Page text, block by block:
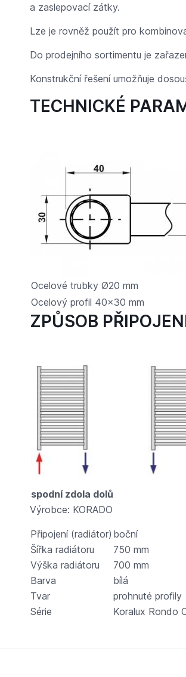
a zaslepovací zátky.
Lze je rovněž použít pro
Do prodejního sortimentu je
Konstrukční řešení umožňuje
TECHNICKÉ
Ocelové trubky Ø20 mm
Ocelový profil 40x30 mm
ZPŮSOB
spodní zdola dolů
Výrobce: KORADO
Připojení (radiátor) boční
Šířka radiátoru
750 mm
Výška radiátoru
700 mm
Barva
bílá
Tvar
prohnuté profily
Série
Koralux Rondo